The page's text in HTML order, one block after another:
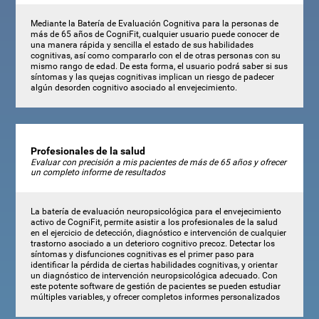
Mediante la Batería de Evaluación Cognitiva para la personas de
más de 65 años de CogniFit, cualquier usuario puede conocer de
una manera rápida y sencilla el estado de sus habilidades
cognitivas, así como compararlo con el de otras personas con su
mismo rango de edad. De esta forma, el usuario podrá saber si sus
síntomas y las quejas cognitivas implican un riesgo de padecer
algún desorden cognitivo asociado al envejecimiento.
Profesionales de la salud
Evaluar con precisión a mis pacientes de más de 65 años y ofrecer
un completo informe de resultados
La batería de evaluación neuropsicológica para el envejecimiento
activo de CogniFit, permite asistir a los profesionales de la salud
en el ejercicio de detección, diagnóstico e intervención de cualquier
trastorno asociado a un deterioro cognitivo precoz. Detectar los
síntomas y disfunciones cognitivas es el primer paso para
identificar la pérdida de ciertas habilidades cognitivas, y orientar
un diagnóstico de intervención neuropsicológica adecuado. Con
este potente software de gestión de pacientes se pueden estudiar
múltiples variables, y ofrecer completos informes personalizados